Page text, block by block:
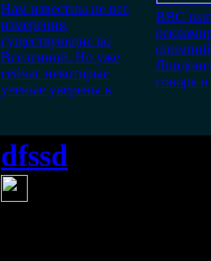
Нам известны не все
измерения,
существующие во
Вселенной. Но уже
сейчас некоторые
ученые уверены в
ВВС
говоря
dfssd